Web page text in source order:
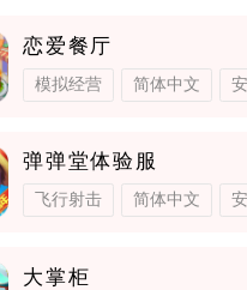
恋爱餐厅
模拟经营 简体中文
弹弹堂体验服
飞行射击 简体中文
大掌柜